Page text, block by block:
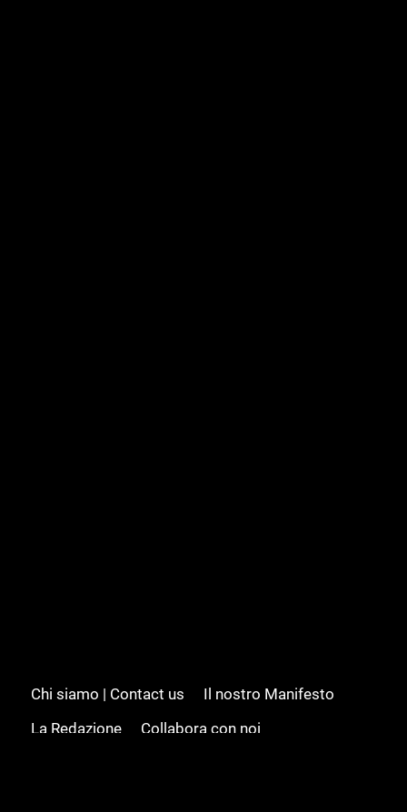
Chi siamo | Contact us
Il nostro Manifesto
La Redazione
Collabora con noi